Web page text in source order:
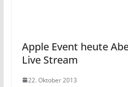
Apple Event heute
Live Stream
22. Oktober 2013